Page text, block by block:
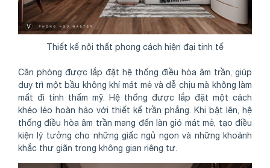
Thiết kế nội thất phong cách hiện đại tinh tế
Căn phòng được lắp đặt hệ thống điều hòa âm trần, giúp
duy trì một bầu không khí mát mẻ và dễ chịu mà không làm
mất đi tính thẩm mỹ. Hệ thống được lắp đặt một cách
khéo léo hoàn hảo với thiết kế trần phẳng. Khi bật lên, hệ
thống điều hòa âm trần mang đến làn gió mát mẻ, tạo điều
kiện lý tưởng cho những giấc ngủ ngon và những khoảnh
khắc thư giãn trong không gian riêng tư.